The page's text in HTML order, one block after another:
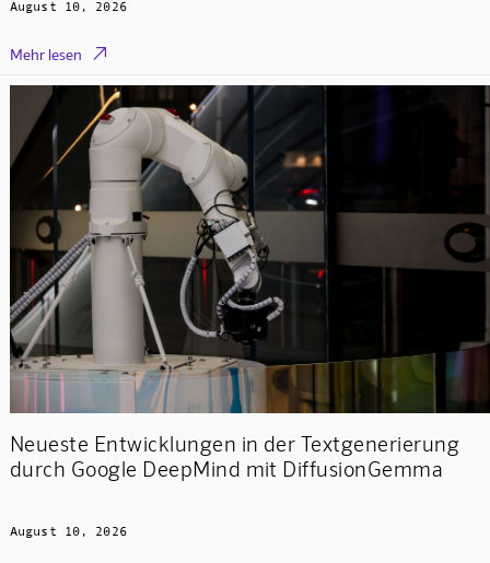
August 10, 2026
Mehr lesen 
Neueste Entwicklungen in der Textgenerierung
durch Google DeepMind mit DiffusionGemma
August 10, 2026